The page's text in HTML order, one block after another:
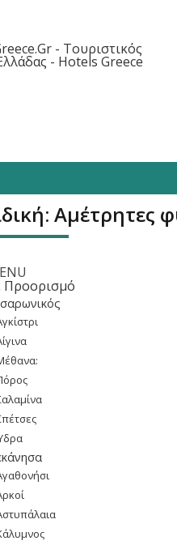
Αμέτρητες
Προορισμό